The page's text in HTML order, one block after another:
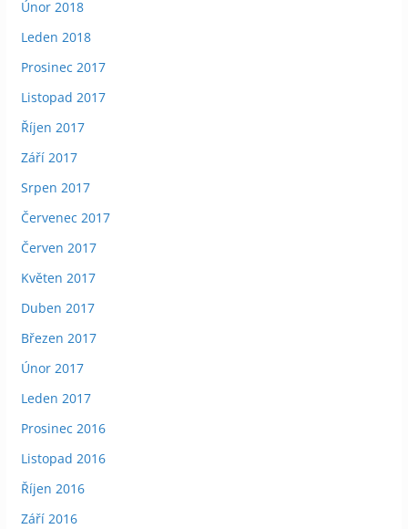
Únor 2018
Leden 2018
Prosinec 2017
Listopad 2017
Říjen 2017
Září 2017
Srpen 2017
Červenec 2017
Červen 2017
Květen 2017
Duben 2017
Březen 2017
Únor 2017
Leden 2017
Prosinec 2016
Listopad 2016
Říjen 2016
Září 2016